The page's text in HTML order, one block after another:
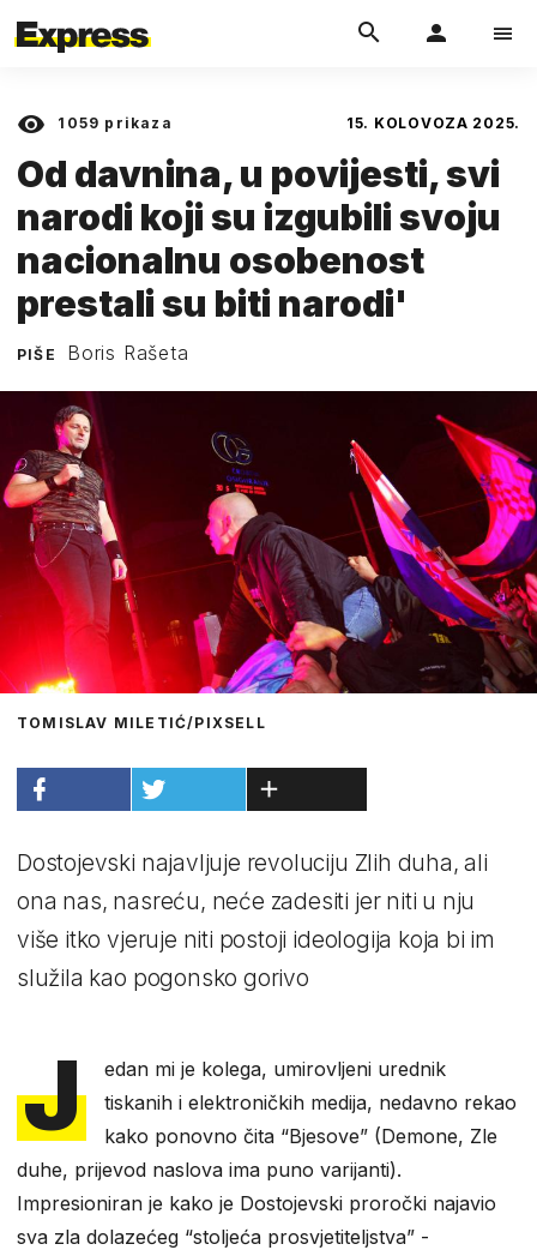
1059 prikaza 15. KOLOVOZA 2025.
Od davnina, u povijesti, svi
narodi koji su izgubili svoju
nacionalnu osobenost
prestali su biti narodi'
PIŠE Boris Rašeta
TOMISLAV MILETIĆ/PIXSELL
Dostojevski najavljuje revoluciju Zlih duha, ali
ona nas, nasreću, neće zadesiti jer niti u nju
više itko vjeruje niti postoji ideologija koja bi im
služila kao pogonsko gorivo
J
edan mi je kolega, umirovljeni urednik
tiskanih i elektroničkih medija, nedavno rekao
kako ponovno čita “Bjesove” (Demone, Zle
duhe, prijevod naslova ima puno varijanti).
Impresioniran je kako je Dostojevski proročki najavio
sva zla dolazećeg “stoljeća prosvjetiteljstva” -